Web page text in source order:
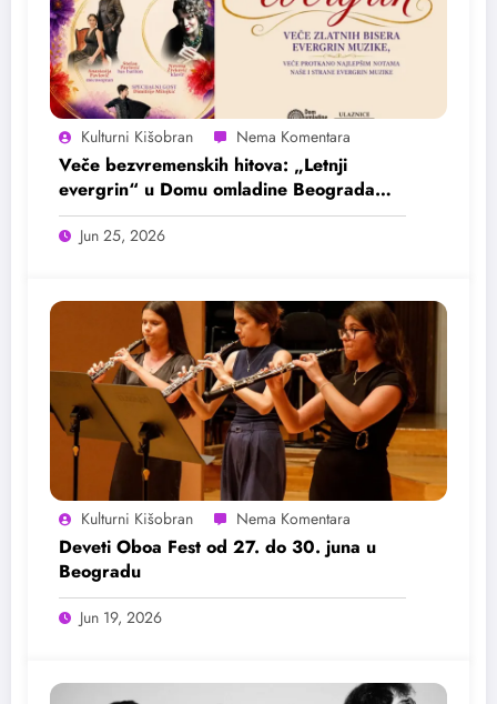
Kulturni Kišobran
Veče bezvremenskih hitova: „Letnji
evergrin“ u Domu omladine Beograda
25. juna
Jun 25, 2026
Kulturni Kišobran
Deveti Oboa Fest od 27. do 30. juna u
Beogradu
Jun 19, 2026